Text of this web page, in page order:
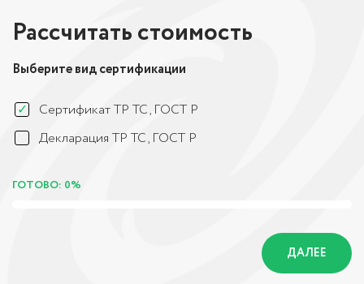
Рассчитать стоимость
Выберите вид сертификации
Сертификат ТР ТС, ГОСТ Р
Декларация ТР ТС, ГОСТ Р
ГОТОВО: 0%
ДАЛЕЕ